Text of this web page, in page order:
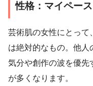
性格：マイペー
芸術肌の女性にとって
は絶対的なもの。他
気分や創作の波を優先
が多くなります。